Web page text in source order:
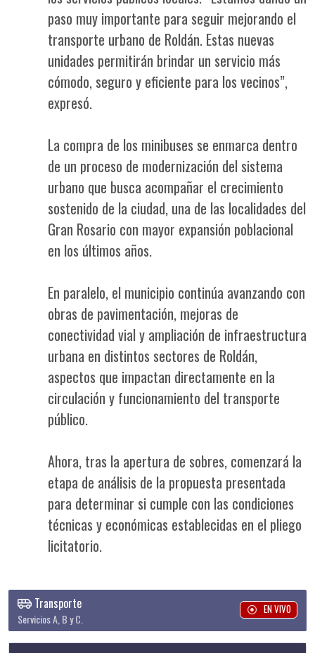
paso muy importante para seguir mejorando el
transporte urbano de Roldán. Estas nuevas
unidades permitirán brindar un servicio más
cómodo, seguro y eficiente para los vecinos”,
expresó.
La compra de los minibuses se enmarca dentro
de un proceso de modernización del sistema
urbano que busca acompañar el crecimiento
sostenido de la ciudad, una de las localidades del
Gran Rosario con mayor expansión poblacional
en los últimos años.
En paralelo, el municipio continúa avanzando con
obras de pavimentación, mejoras de
conectividad vial y ampliación de infraestructura
urbana en distintos sectores de Roldán,
aspectos que impactan directamente en la
circulación y funcionamiento del transporte
público.
Ahora, tras la apertura de sobres, comenzará la
etapa de análisis de la propuesta presentada
para determinar si cumple con las condiciones
técnicas y económicas establecidas en el pliego
licitatorio.
Transporte
Servicios A, B y C.
EN VIVO